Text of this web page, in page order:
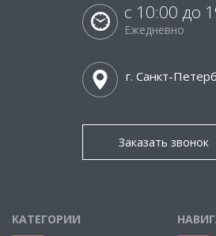
с 10:00 до
Ежедневно
г. Санкт-
Заказать звонок
КАТЕГОРИИ